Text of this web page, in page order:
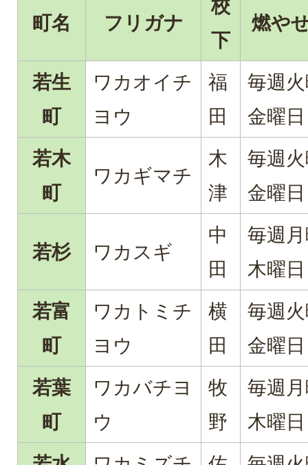
町名 フリガナ
校
下
燃や
若生
町
ワカオイチ
ヨウ
福
田
毎週
金曜日
若木
町
ワカギマチ
木
津
毎週
金曜日
若杉 ワカスギ
中
田
毎週
木曜日
若富
町
ワカトミチ
ヨウ
横
田
毎週
金曜日
若葉
町
ワカバチヨ
ウ
牧
野
毎週
木曜日